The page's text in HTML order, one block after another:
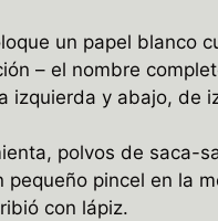
un papel blanco
– el nombre
izquierda y abajo, de
polvos de saca-
pincel en la
con lápiz.